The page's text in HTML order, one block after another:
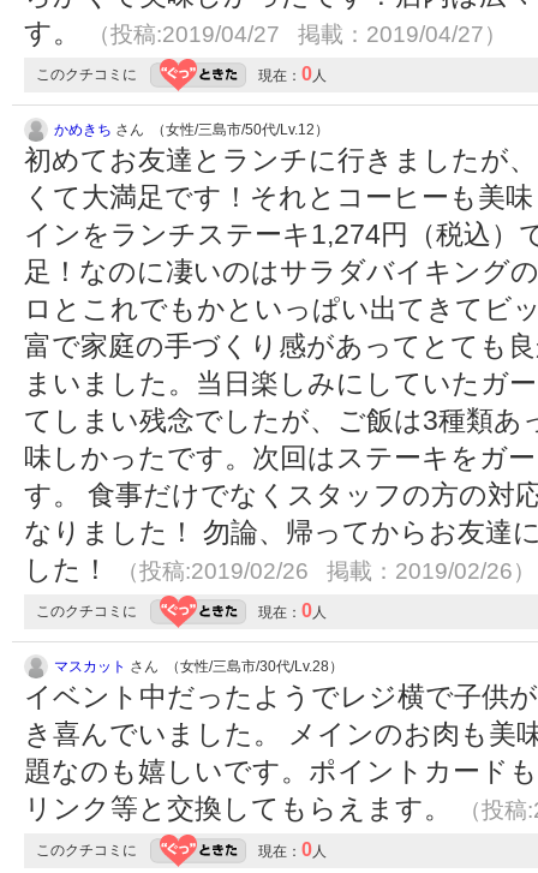
す。
（投稿:2019/04/27 掲載：2019/04/27）
このクチコミに 現在： 0人
かめきち さん （女性/三島市/50代/Lv.12）
初めてお友達とランチに行きましたが
くて大満足です！それとコーヒーも美
インをランチステーキ1,274円（税込）
足！なのに凄いのはサラダバイキング
ロとこれでもかといっぱい出てきてビ
富で家庭の手づくり感があってとても
まいました。当日楽しみにしていたガ
てしまい残念でしたが、ご飯は3種類あ
味しかったです。次回はステーキをガ
す。 食事だけでなくスタッフの方の対
なりました！ 勿論、帰ってからお友達
した！
（投稿:2019/02/26 掲載：2019/02/26）
このクチコミに 現在： 0人
マスカット さん （女性/三島市/30代/Lv.28）
イベント中だったようでレジ横で子供
き喜んでいました。 メインのお肉も美
題なのも嬉しいです。ポイントカード
リンク等と交換してもらえます。
（投
このクチコミに 現在： 0人